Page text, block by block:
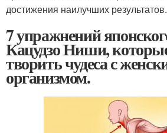
достижения наилучших результатов.
7 упражнений
Кацудзо Ниши,
творить чудеса с
организмом.